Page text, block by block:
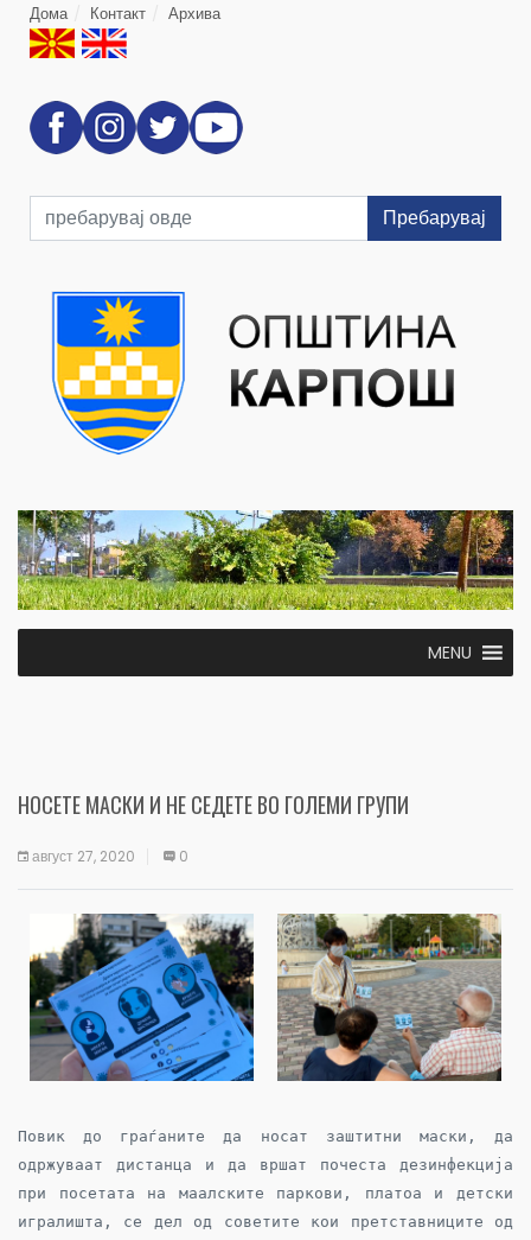
Дома Контакт Архива
Пребарувај
MENU
НОСЕТЕ МАСКИ И НЕ СЕДЕТЕ ВО ГОЛЕМИ ГРУПИ
август 27, 2020 0
Повик до граѓаните да носат заштитни маски, да
одржуваат дистанца и да вршат почеста дезинфекција
при посетата на маалските паркови, платоа и детски
игралишта, се дел од советите кои претставниците од